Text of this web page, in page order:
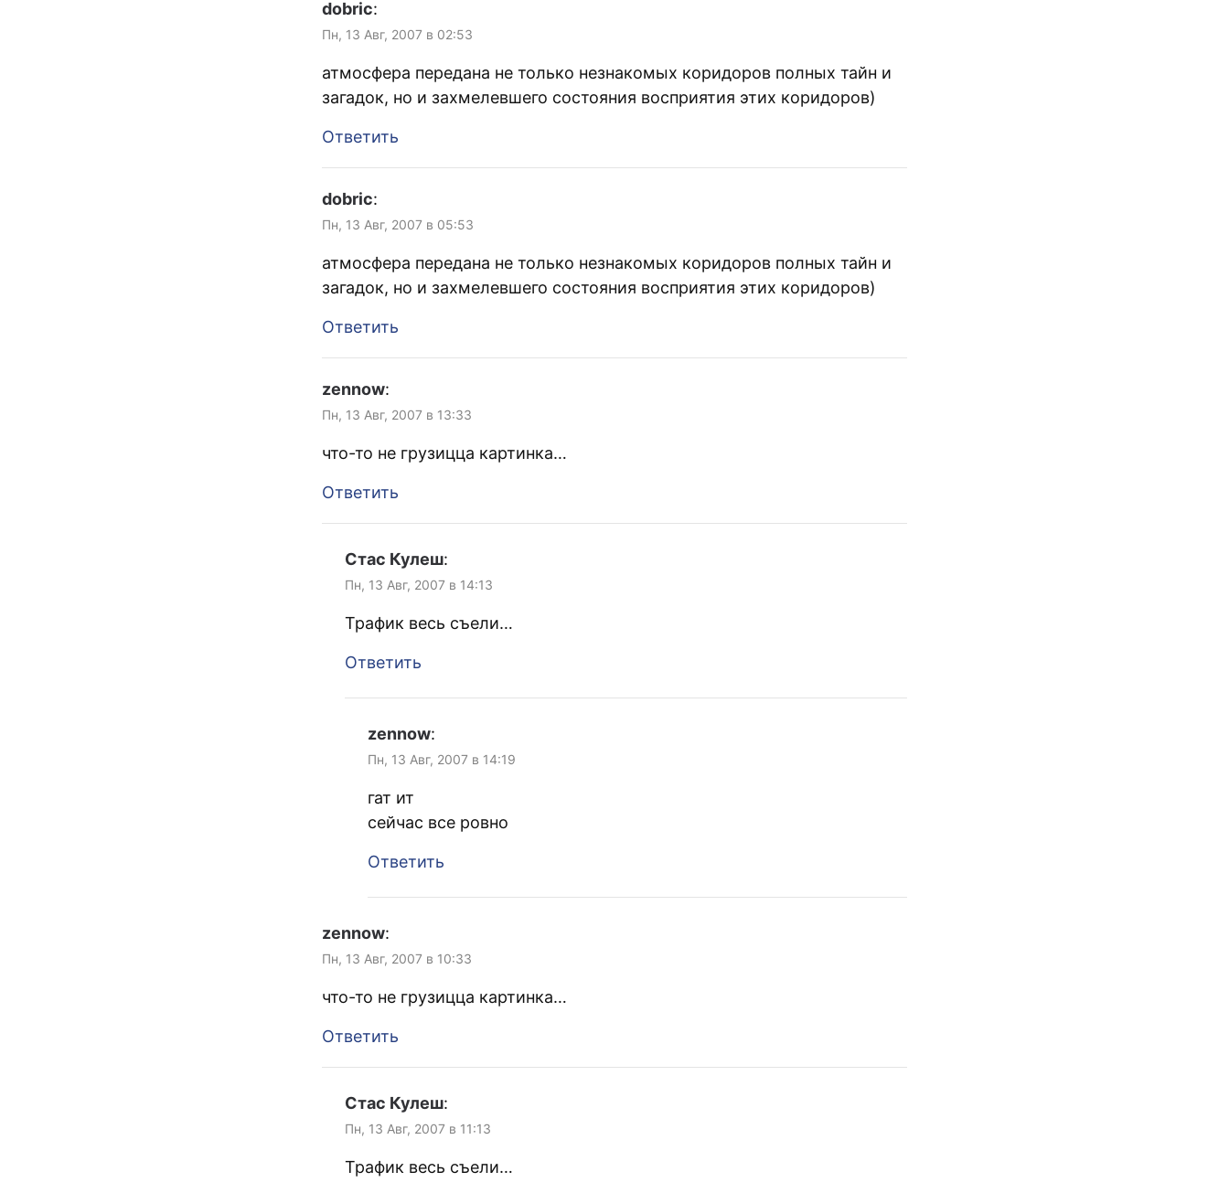
dobric:
Пн, 13 Авг, 2007 в 02:53
атмосфера передана не только незнакомых коридоров полных тайн и
загадок, но и захмелевшего состояния восприятия этих коридоров)
Ответить
dobric:
Пн, 13 Авг, 2007 в 05:53
атмосфера передана не только незнакомых коридоров полных тайн и
загадок, но и захмелевшего состояния восприятия этих коридоров)
Ответить
zennow:
Пн, 13 Авг, 2007 в 13:33
что-то не грузицца картинка…
Ответить
Стас Кулеш:
Пн, 13 Авг, 2007 в 14:13
Трафик весь съели…
Ответить
zennow:
Пн, 13 Авг, 2007 в 14:19
гат ит
сейчас все ровно
Ответить
zennow:
Пн, 13 Авг, 2007 в 10:33
что-то не грузицца картинка…
Ответить
Стас Кулеш:
Пн, 13 Авг, 2007 в 11:13
Трафик весь съели…